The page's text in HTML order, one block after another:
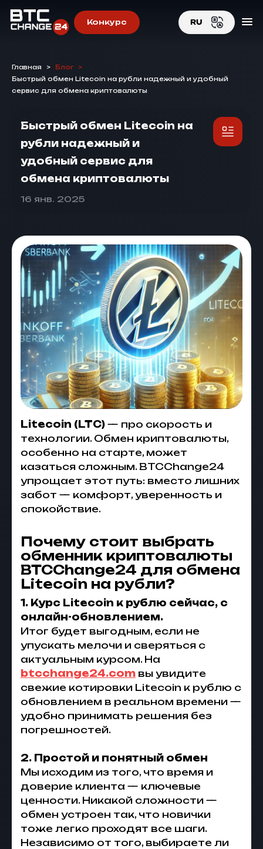
Конкурс RU
RU
Главная > Блог
>
Быстрый обмен Litecoin на рубли надежный и удобный
сервис для обмена криптовалюты
Быстрый обмен Litecoin на
рубли надежный и
удобный сервис для
обмена криптовалюты
16 янв. 2025
Litecoin (LTC) — про скорость и
технологии. Обмен криптовалюты,
особенно на старте, может
казаться сложным. BTCChange24
упрощает этот путь: вместо лишних
забот — комфорт, уверенность и
спокойствие.
Почему стоит выбрать
обменник криптовалюты
BTCChange24 для обмена
Litecoin на рубли?
1. Курс Litecoin к рублю сейчас, с
онлайн-обновлением.
Итог будет выгодным, если не
упускать мелочи и сверяться с
актуальным курсом. На
btcchange24.com вы увидите
свежие котировки Litecoin к рублю с
обновлением в реальном времени —
удобно принимать решения без
погрешностей.
2. Простой и понятный обмен
Мы исходим из того, что время и
доверие клиента — ключевые
ценности. Никакой сложности —
обмен устроен так, что новички
тоже легко проходят все шаги.
Независимо от того, выбираете ли